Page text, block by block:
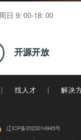
日 9: 00-18: 00
开源开放
| 找人才 |
解决
辽ICP备2023014945号